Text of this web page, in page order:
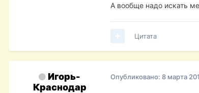
А вообще надо искать
Цитата
Игорь-
Краснодар
Опубликовано: 8 марта